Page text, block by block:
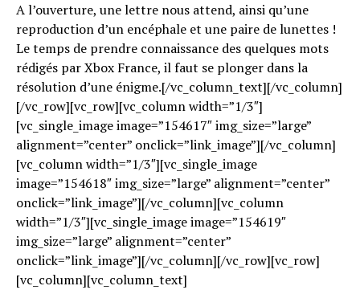
A l’ouverture, une lettre nous attend, ainsi qu’une
reproduction d’un encéphale et une paire de lunettes !
Le temps de prendre connaissance des quelques mots
rédigés par Xbox France, il faut se plonger dans la
résolution d’une énigme.[/vc_column_text][/vc_column]
[/vc_row][vc_row][vc_column width=”1/3″]
[vc_single_image image=”154617″ img_size=”large”
alignment=”center” onclick=”link_image”][/vc_column]
[vc_column width=”1/3″][vc_single_image
image=”154618″ img_size=”large” alignment=”center”
onclick=”link_image”][/vc_column][vc_column
width=”1/3″][vc_single_image image=”154619″
img_size=”large” alignment=”center”
onclick=”link_image”][/vc_column][/vc_row][vc_row]
[vc_column][vc_column_text]